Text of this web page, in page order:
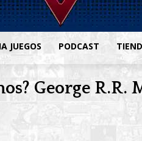
JUEGOS PODCAST
George